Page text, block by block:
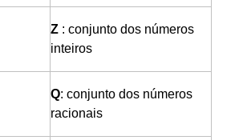
Z : conjunto dos números
inteiros
Q: conjunto dos números
racionais